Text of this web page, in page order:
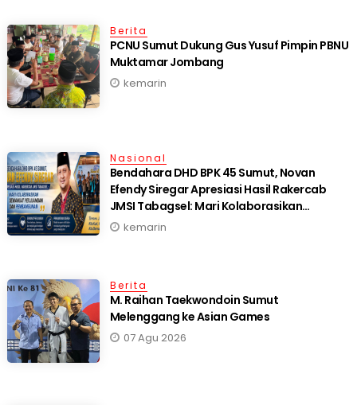
Berita
PCNU Sumut Dukung Gus Yusuf Pimpin PBNU
Muktamar Jombang
kemarin
Nasional
Bendahara DHD BPK 45 Sumut, Novan
Efendy Siregar Apresiasi Hasil Rakercab
JMSI Tabagsel: Mari Kolaborasikan
Semangat Perjuangan dan Pembangunan
kemarin
Berita
M. Raihan Taekwondoin Sumut
Melenggang ke Asian Games
07 Agu 2026